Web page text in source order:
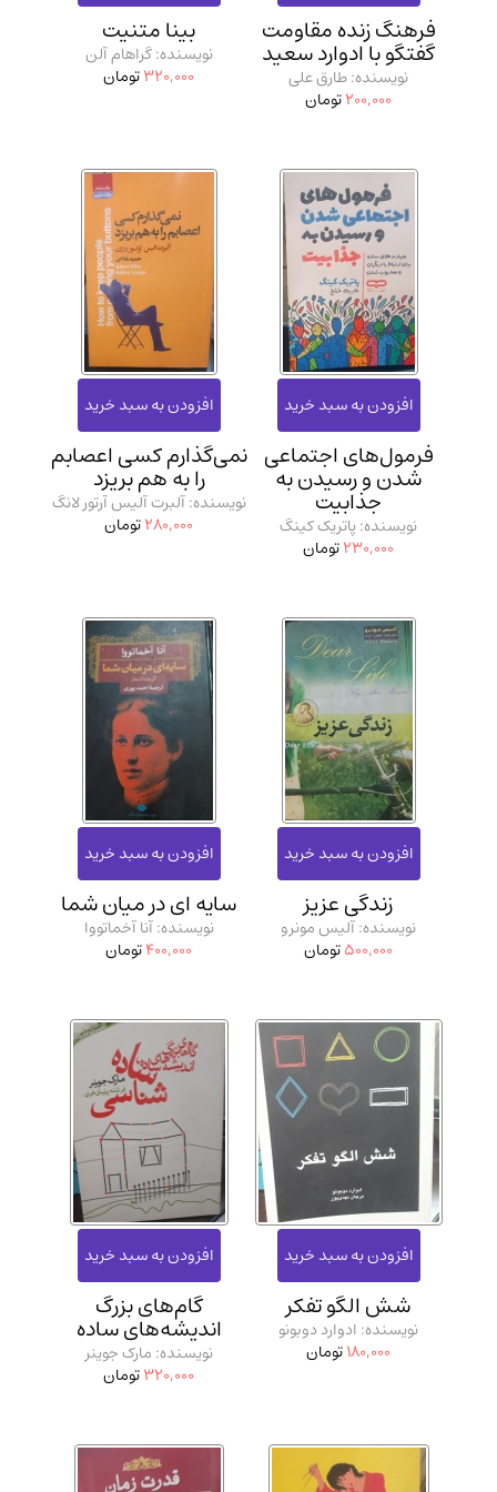
مدرسان شریف و انتشارت ارشد کتاب‌های..
(2)
دانشگاه پیامـ نور(10)
فرهنگ زنده مقاومت
گفتگو با ادوارد سعید
نویسنده: طارق علی
200,000تومان
بینا متنیت
نویسنده: گراهام آلن
320,000تومان
فرمول‌های اجتماعی
شدن و رسیدن به
جذابیت
نویسنده: پاتریک کینگ
230,000تومان
نمی‌گذارم کسی اعصابم
را به هم بریزد
نویسنده: آلبرت آلیس آرتور لانگ
280,000تومان
زندگی عزیز
نویسنده: آلیس مونرو
500,000تومان
سایه ای در میان شما
نویسنده: آنا آخماتووا
400,000تومان
شش الگو تفکر
نویسنده: ادوارد دوبونو
180,000تومان
گام‌های بزرگ
اندیشه‌های ساده
نویسنده: مارک جوینر
320,000تومان